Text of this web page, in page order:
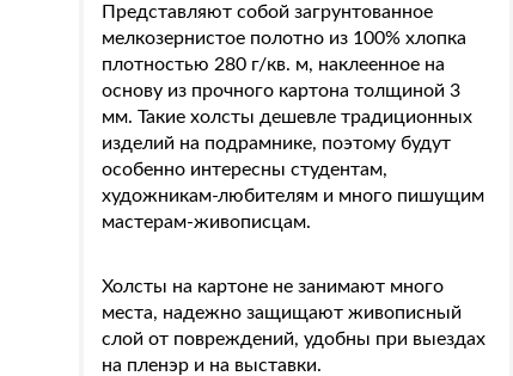
Представляют собой загрунтованное
мелкозернистое полотно из 100% хлопка
плотностью 280 г/кв. м, наклеенное на
основу из прочного картона толщиной 3
мм. Такие холсты дешевле традиционных
изделий на подрамнике, поэтому будут
особенно интересны студентам,
художникам-любителям и много пишущим
мастерам-живописцам.
Холсты на картоне не занимают много
места, надежно защищают живописный
слой от повреждений, удобны при выездах
на пленэр и на выставки.